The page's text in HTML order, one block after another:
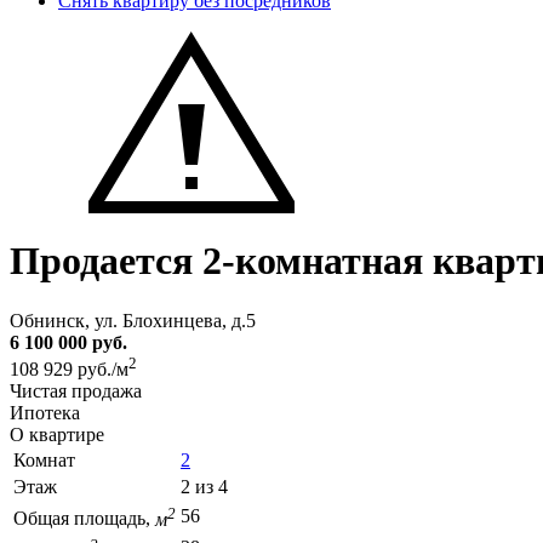
Продается 2-комнатная
Обнинск, ул. Блохинцева, д.5
6 100 000 руб.
108 929 руб./м2
Чистая продажа
Ипотека
О квартире
Комнат
2
Этаж
2 из 4
Общая площадь, м2 56